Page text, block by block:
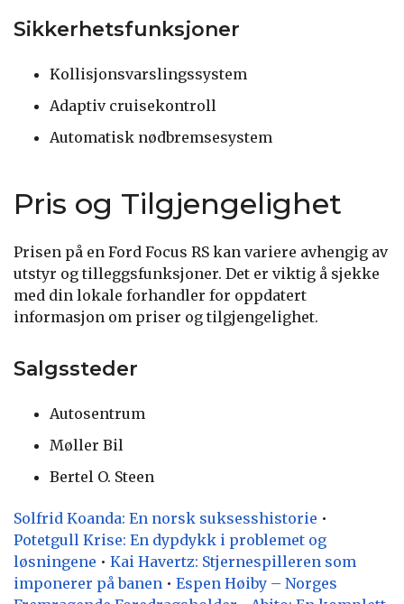
Sikkerhetsfunksjoner
Kollisjonsvarslingssystem
Adaptiv cruisekontroll
Automatisk nødbremsesystem
Pris og Tilgjengelighet
Prisen på en Ford Focus RS kan variere avhengig av
utstyr og tilleggsfunksjoner. Det er viktig å sjekke
med din lokale forhandler for oppdatert
informasjon om priser og tilgjengelighet.
Salgssteder
Autosentrum
Møller Bil
Bertel O. Steen
Solfrid Koanda: En norsk suksesshistorie •
Potetgull Krise: En dypdykk i problemet og
løsningene • Kai Havertz: Stjernespilleren som
imponerer på banen • Espen Høiby – Norges